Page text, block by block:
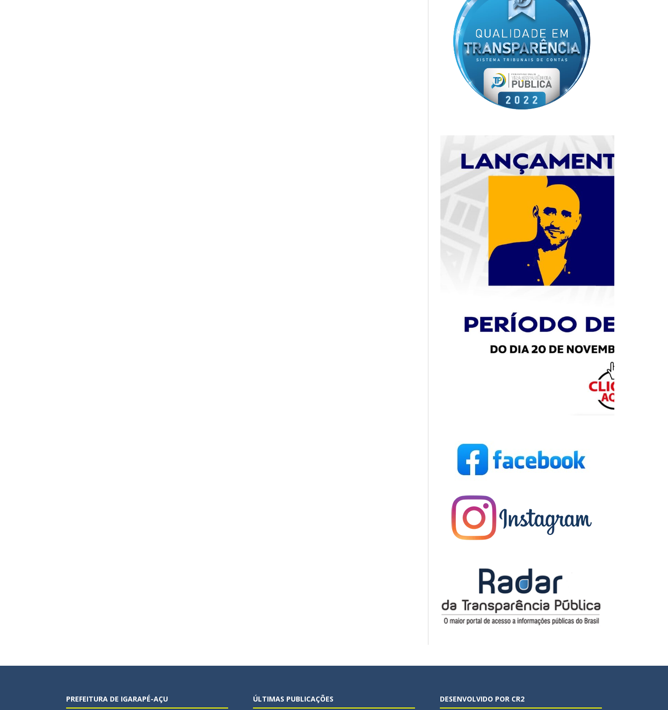
PREFEITURA DE IGARAPÉ-AÇU ÚLTIMAS PUBLICAÇÕES DESENVOLVIDO POR CR2